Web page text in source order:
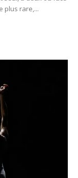
plus rare,...